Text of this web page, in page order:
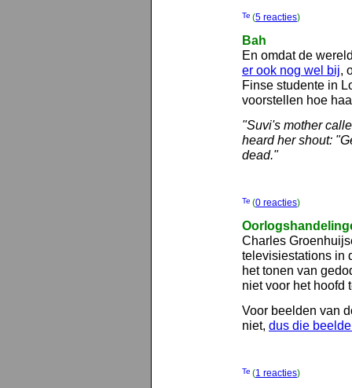
(5 reacties)
Bah
En omdat de
er ook nog wel bij,
Finse studente in
voorstellen hoe
"Suvi's mother
heard her shout:
dead."
(0 reacties)
Charles
televisiestations in
het tonen van
niet voor het hoofd
Voor beelden van
niet, dus die
(1 reacties)